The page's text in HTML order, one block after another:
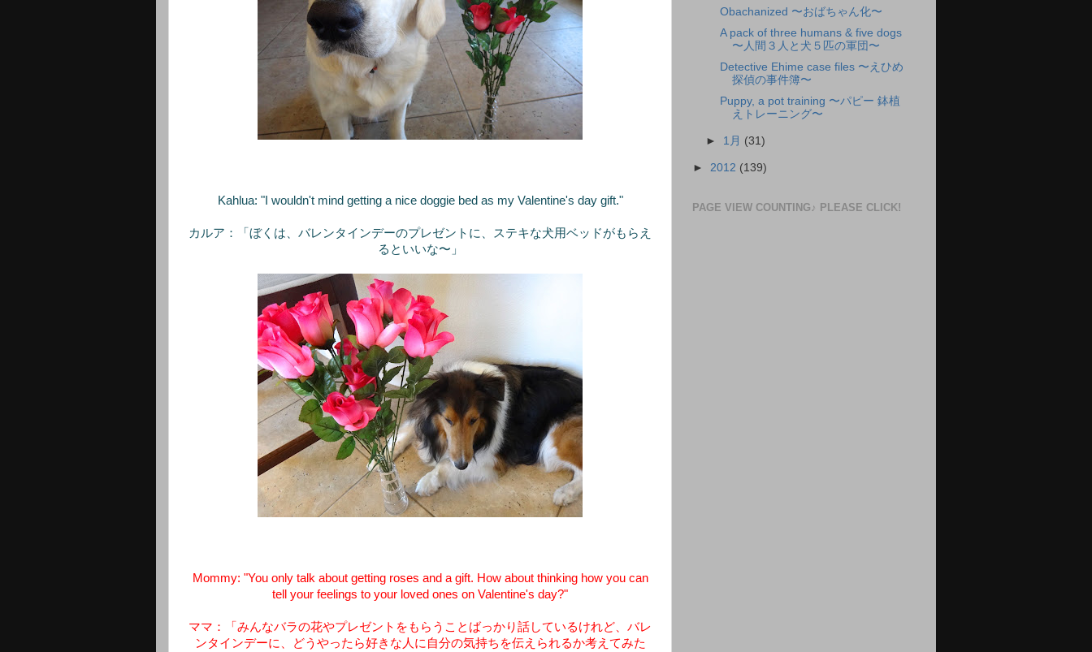
Kahlua: "I wouldn't mind getting a nice doggie bed as my Valentine's day gift."
カルア：「ぼくは、バレンタインデーのプレゼントに、ステキな犬用ベッドがもらえ
るといいな〜」
Mommy: "You only talk about getting roses and a gift. How about thinking how you can
tell your feelings to your loved ones on Valentine's day?"
ママ：「みんなバラの花やプレゼントをもらうことばっかり話しているけれど、バレ
ンタインデーに、どうやったら好きな人に自分の気持ちを伝えられるか考えてみた
Obachanized 〜おばちゃん化〜
A pack of three humans & five dogs
〜人間３人と犬５匹の軍団〜
Detective Ehime case files 〜えひめ
探偵の事件簿〜
Puppy, a pot training 〜パピー 鉢植
えトレーニング〜
► 1月 (31)
► 2012 (139)
PAGE VIEW COUNTING♪ PLEASE CLICK!